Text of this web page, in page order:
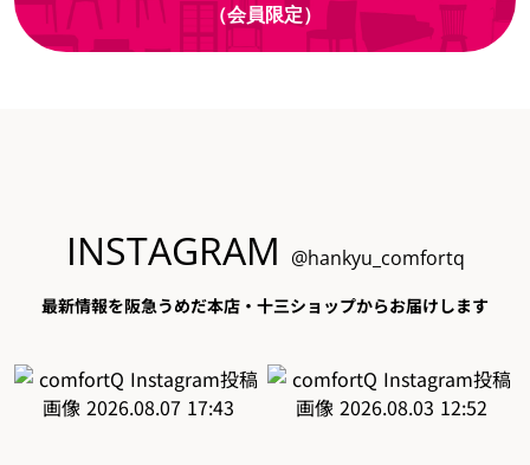
（会員限定）
INSTAGRAM @hankyu_comfortq
最新情報を阪急うめだ本店・十三ショップからお届けします